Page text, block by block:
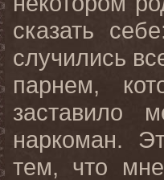
сказать
случились
парнем,
заставило
наркоман.
тем, что